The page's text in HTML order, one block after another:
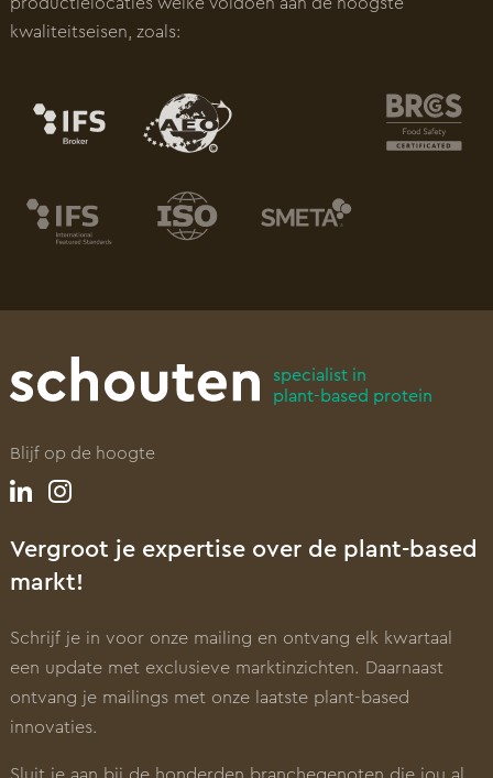
kwaliteitseisen, zoals:
specialist in
plant-based protein
Blijf op de hoogte
Vergroot je expertise over de plant-based
markt!
Schrijf je in voor onze mailing en ontvang elk kwartaal
een update met exclusieve marktinzichten. Daarnaast
ontvang je mailings met onze laatste plant-based
innovaties.